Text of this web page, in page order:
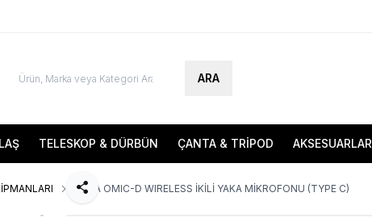
ARA
TELESKOP & DÜRBÜN ÇANTA & TRİPOD AKSESUARLAR
BOYA OMIC-D WIRELESS İKİLİ YAKA MİKROFONU (TYPE C)
Paylaş